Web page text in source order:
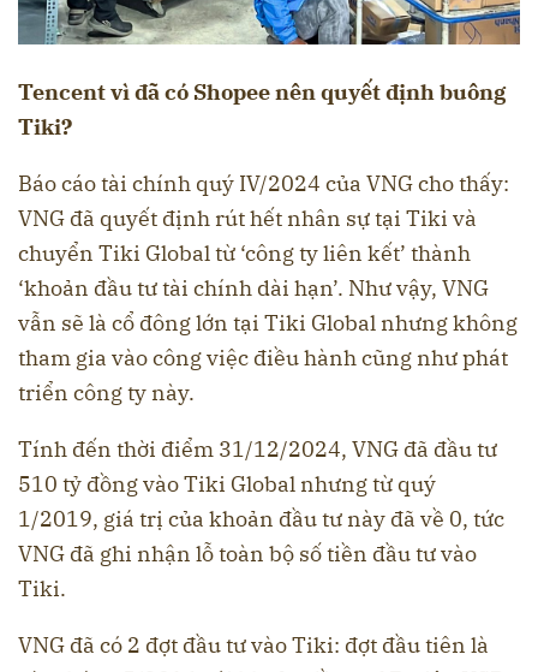
Tencent vì đã có Shopee nên quyết định buông
Tiki?
Báo cáo tài chính quý IV/2024 của VNG cho thấy:
VNG đã quyết định rút hết nhân sự tại Tiki và
chuyển Tiki Global từ ‘công ty liên kết’ thành
‘khoản đầu tư tài chính dài hạn’. Như vậy, VNG
vẫn sẽ là cổ đông lớn tại Tiki Global nhưng không
tham gia vào công việc điều hành cũng như phát
triển công ty này.
Tính đến thời điểm 31/12/2024, VNG đã đầu tư
510 tỷ đồng vào Tiki Global nhưng từ quý
1/2019, giá trị của khoản đầu tư này đã về 0, tức
VNG đã ghi nhận lỗ toàn bộ số tiền đầu tư vào
Tiki.
VNG đã có 2 đợt đầu tư vào Tiki: đợt đầu tiên là